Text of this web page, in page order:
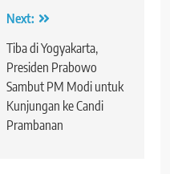
Next:
Tiba di Yogyakarta,
Presiden Prabowo
Sambut PM Modi untuk
Kunjungan ke Candi
Prambanan